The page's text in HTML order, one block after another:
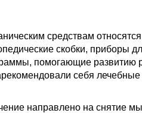
средствам
скобки, приборы
помогающие
себя
направлено на снятие